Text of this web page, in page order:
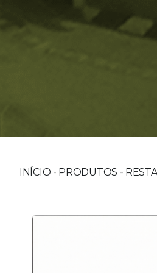
INÍCIO - PRODUTOS -